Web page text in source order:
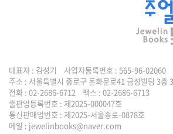
대표자 : 김성기 사업자등록번호 : 565-96-02060
주소 : 서울특별시 종로구 돈화문로41 금성빌딩 3층
전화 : 02-2686-6712 팩스 : 02-2686-6713
출판업등록번호 : 제2025-000047호
통신판매업번호 : 제2025-서울종로-0878호
메일 : jewelinbooks@naver.com